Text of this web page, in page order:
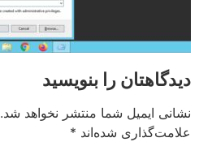
دیدگاهتان را بنویسید
نشانی ایمیل شما منتشر نخواهد شد.
علامت‌گذاری شده‌اند *